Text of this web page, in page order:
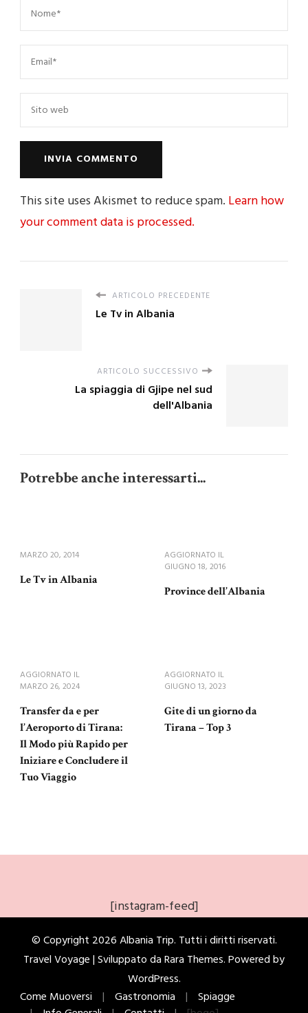
This site uses Akismet to reduce spam. Learn how
your comment data is processed.
ARTICOLO PRECEDENTE
Le Tv in Albania
ARTICOLO SUCCESSIVO
La spiaggia di Gjipe nel sud
dell'Albania
Potrebbe anche interessarti...
MARZO 20, 2014
Le Tv in Albania
AGGIORNATO IL
GIUGNO 18, 2016
Province dell’Albania
AGGIORNATO IL
MARZO 26, 2024
Transfer da e per
l’Aeroporto di Tirana:
Il Modo più Rapido per
Iniziare e Concludere il
Tuo Viaggio
AGGIORNATO IL
GIUGNO 13, 2023
Gite di un giorno da
Tirana – Top 3
[instagram-feed]
© Copyright 2026Albania Trip. Tutti i diritti riservati.
Travel Voyage | Sviluppato daRara Themes. Powered by
WordPress.
Come Muoversi
Gastronomia
Spiagge